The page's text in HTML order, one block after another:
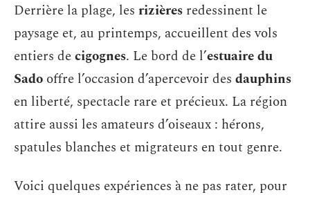
Derrière la plage, les rizières redessinent le
paysage et, au printemps, accueillent des vols
entiers decigognes. Le bord de l’estuaire du
Sado offre l’occasion d’apercevoir des dauphins
en liberté, spectacle rare et précieux. La région
attire aussi les amateurs d’oiseaux : hérons,
spatules blanches et migrateurs en tout genre.
Voici quelques expériences à ne pas rater, pour